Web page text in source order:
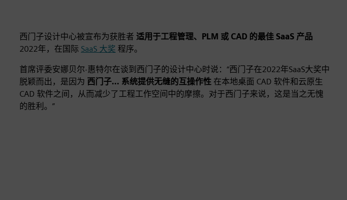
西门子设计中心被宣布为获胜者 适用于工程管理、PLM 或 CAD 的最佳 SaaS 产品
2022年，在国际 SaaS 大奖 程序。
首席评委安娜贝尔·惠特尔在谈到西门子的设计中心时说：“西门子在2022年SaaS大奖中
脱颖而出，是因为 西门子... 系统提供无缝的互操作性 在本地桌面 CAD 软件和云原生
CAD 软件之间，从而减少了工程工作空间中的摩擦。对于西门子来说，这是当之无愧
的胜利。”